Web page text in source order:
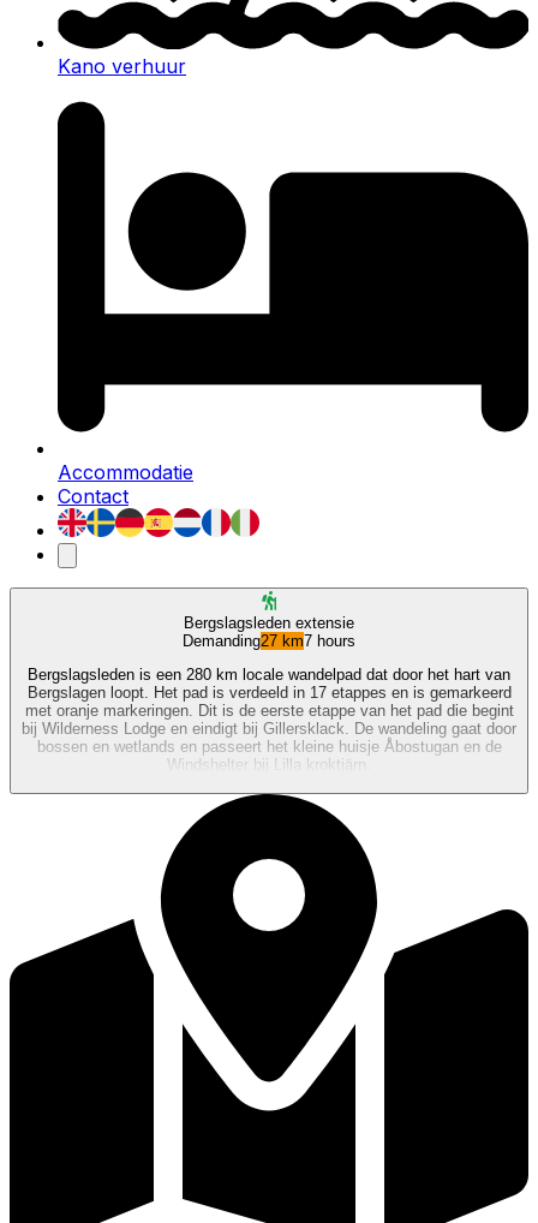
Kano verhuur
Accommodatie
Contact
Bergslagsleden extensie
Demanding27 km7 hours
Bergslagsleden is een 280 km locale wandelpad dat door het hart van
Bergslagen loopt. Het pad is verdeeld in 17 etappes en is gemarkeerd
met oranje markeringen. Dit is de eerste etappe van het pad die begint
bij Wilderness Lodge en eindigt bij Gillersklack. De wandeling gaat door
bossen en wetlands en passeert het kleine huisje Åbostugan en de
Windshelter bij Lilla kroktjärn.